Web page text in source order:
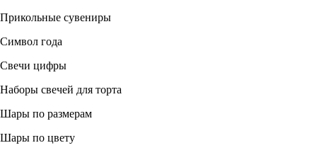
Прикольные сувениры
Символ года
Свечи цифры
Наборы свечей для торта
Шары по размерам
Шары по цвету